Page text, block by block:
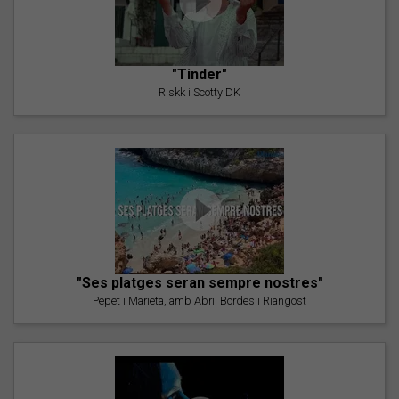
"Tinder"
Riskk i Scotty DK
"Ses platges seran sempre nostres"
Pepet i Marieta, amb Abril Bordes i Riangost